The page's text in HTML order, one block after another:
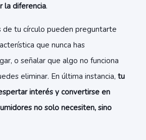
la diferencia.
de tu círculo pueden preguntarte
que nunca has
o señalar que algo no funciona
eliminar. En última instancia, tu
interés y convertirse en
no solo necesiten, sino